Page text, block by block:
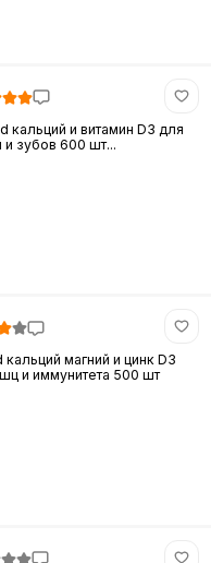
кальций и витамин D3 для
и зубов 600 шт...
кальций магний и цинк D3
и иммунитета 500 шт